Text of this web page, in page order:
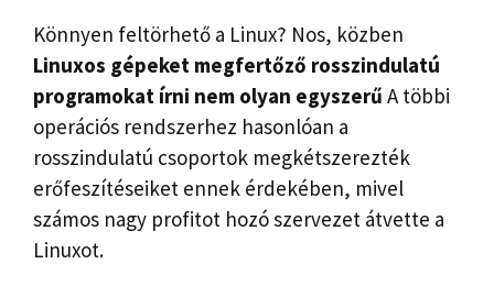
Könnyen feltörhető a Linux? Nos, közben
Linuxos gépeket megfertőző rosszindulatú
programokat írni nem olyan egyszerű A többi
operációs rendszerhez hasonlóan a
rosszindulatú csoportok megkétszerezték
erőfeszítéseiket ennek érdekében, mivel
számos nagy profitot hozó szervezet átvette a
Linuxot.